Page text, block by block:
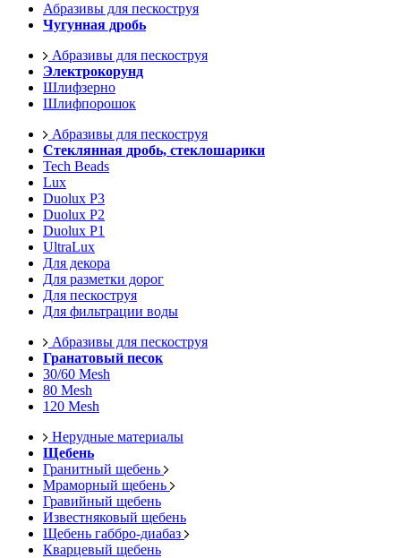
Абразивы для пескоструя
Чугунная дробь
Абразивы для пескоструя
Электрокорунд
Шлифзерно
Шлифпорошок
Абразивы для пескоструя
Стеклянная дробь, стеклошарики
Tech Beads
Lux
Duolux P3
Duolux P2
Duolux P1
UltraLux
Для декора
Для разметки дорог
Для пескоструя
Для фильтрации воды
Абразивы для пескоструя
Гранатовый песок
30/60 Mesh
80 Mesh
120 Mesh
Нерудные материалы
Щебень
Гранитный щебень
Мраморный щебень
Гравийный щебень
Известняковый щебень
Щебень габбро-диабаз
Кварцевый щебень